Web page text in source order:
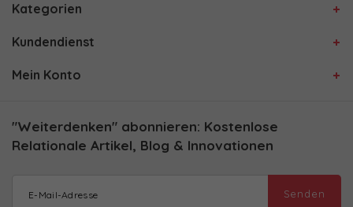
Kategorien
Kundendienst
Mein Konto
"Weiterdenken" abonnieren: Kostenlose
Relationale Artikel, Blog & Innovationen
Senden